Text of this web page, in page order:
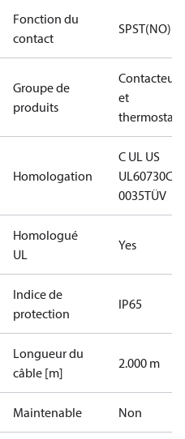
Fonction du
contact
SPST(NO)
Groupe de
produits
Contacteurs
et
thermostats
Homologation
C UL US
UL60730CE
0035TÜV
Homologué
UL
Yes
Indice de
protection
IP65
Longueur du
câble [m]
2.000 m
Maintenable Non